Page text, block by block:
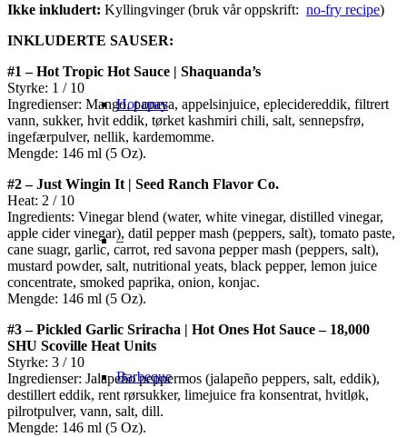
Hot ones
–
Barbeque
Ikke inkludert: Kyllingvinger (bruk vår oppskrift: no-fry recipe)
INKLUDERTE SAUSER:
#1 – Hot Tropic Hot Sauce | Shaquanda’s
Styrke: 1 / 10
Ingredienser: Mango, papaya, appelsinjuice, eplecidereddik, filtrert
vann, sukker, hvit eddik, tørket kashmiri chili, salt, sennepsfrø,
ingefærpulver, nellik, kardemomme.
Mengde: 146 ml (5 Oz).
#2 – Just Wingin It | Seed Ranch Flavor Co.
Heat: 2 / 10
Ingredients: Vinegar blend (water, white vinegar, distilled vinegar,
apple cider vinegar), datil pepper mash (peppers, salt), tomato paste,
cane suagr, garlic, carrot, red savona pepper mash (peppers, salt),
mustard powder, salt, nutritional yeats, black pepper, lemon juice
concentrate, smoked paprika, onion, konjac.
Mengde: 146 ml (5 Oz).
#3 – Pickled Garlic Sriracha | Hot Ones Hot Sauce – 18,000
SHU Scoville Heat Units
Styrke: 3 / 10
Ingredienser: Jalapeño peppermos (jalapeño peppers, salt, eddik),
destillert eddik, rent rørsukker, limejuice fra konsentrat, hvitløk,
pilrotpulver, vann, salt, dill.
Mengde: 146 ml (5 Oz).